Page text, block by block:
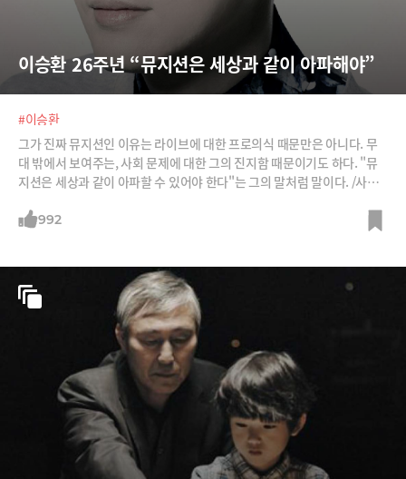
이승환 26주년 “뮤지션은 세상과 같이 아파해야”
#이승환
그가 진짜 뮤지션인 이유는 라이브에 대한 프로의식 때문만은 아니다. 무
대 밖에서 보여주는, 사회 문제에 대한 그의 진지함 때문이기도 하다. "뮤
지션은 세상과 같이 아파할 수 있어야 한다"는 그의 말처럼 말이다. /사진=
992